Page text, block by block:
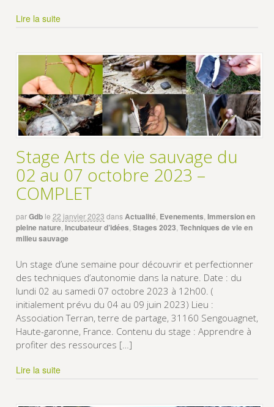
Lire la suite
Stage Arts de vie sauvage du
02 au 07 octobre 2023 –
COMPLET
parGdb le 22 janvier 2023 dansActualité, Evenements Immersion en
pleine nature, Incubateur d’idées Stages 2023 Techniques de vie en
milieu sauvage
Un stage d’une semaine pour découvrir et perfectionner
des techniques d’autonomie dans la nature. Date : du
lundi 02 au samedi 07 octobre 2023 à 12h00. (
initialement prévu du 04 au 09 juin 2023) Lieu :
Association Terran, terre de partage, 31160 Sengouagnet,
Haute-garonne, France. Contenu du stage : Apprendre à
profiter des ressources […]
Lire la suite